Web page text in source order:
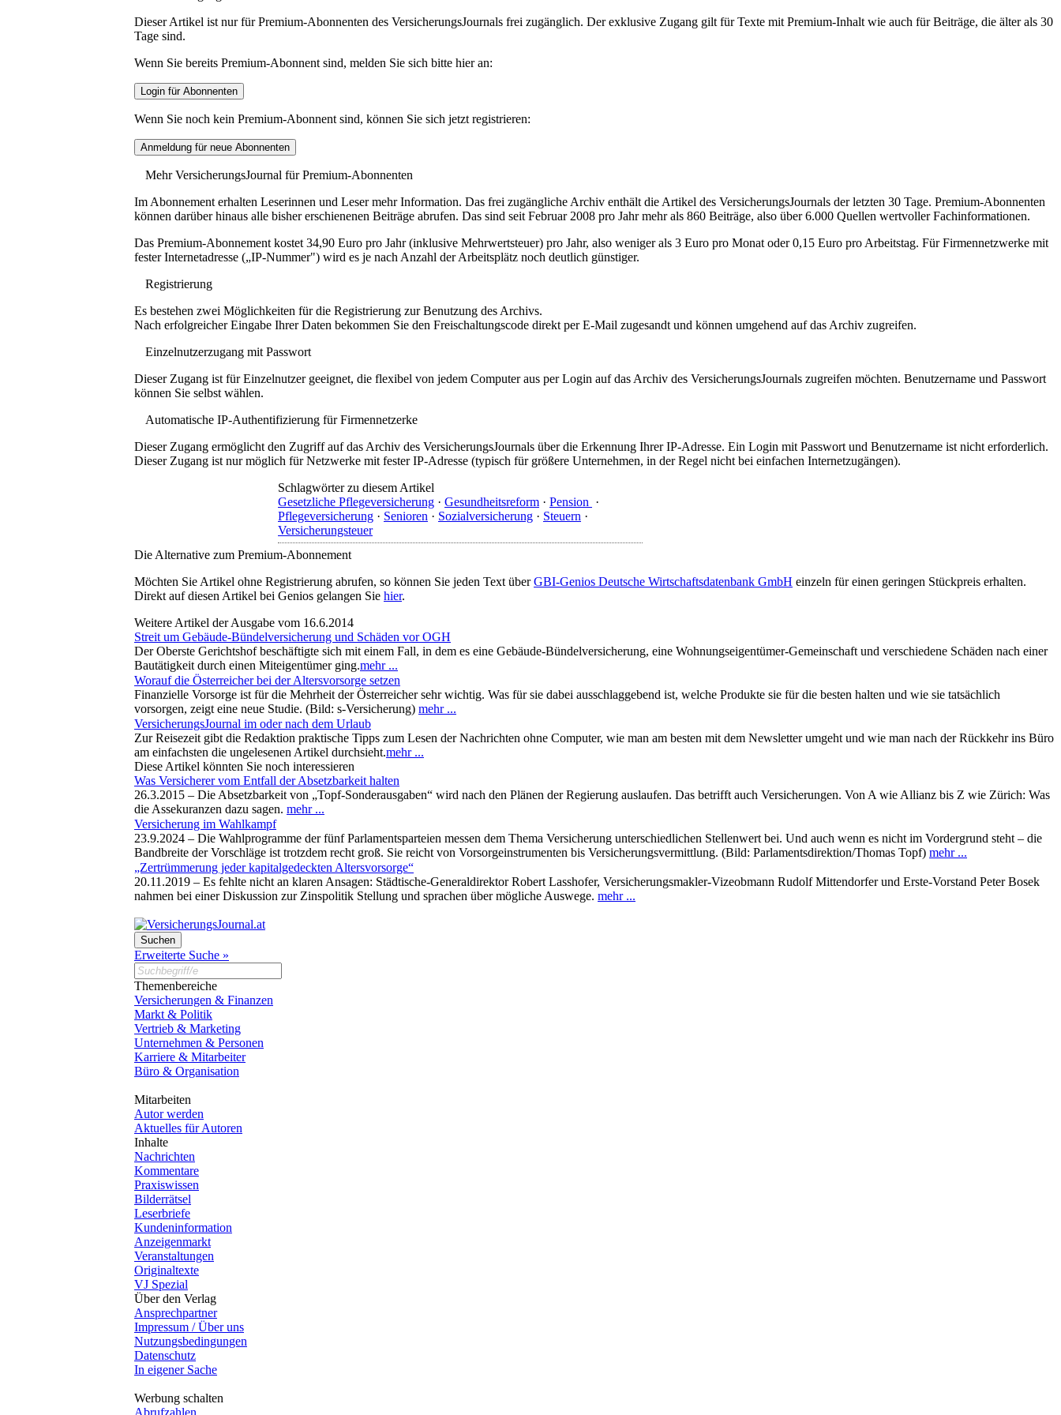
Dieser Artikel ist nur für Premium-Abonnenten des VersicherungsJournals frei zugänglich. Der exklusive Zugang gilt für Texte mit Premium-Inhalt wie auch für Beiträge, die älter als 30
Tage sind.
Wenn Sie bereits Premium-Abonnent sind, melden Sie sich bitte hier an:
Wenn Sie noch kein Premium-Abonnent sind, können Sie sich jetzt registrieren:
Mehr VersicherungsJournal für Premium-Abonnenten
Im Abonnement erhalten Leserinnen und Leser mehr Information. Das frei zugängliche Archiv enthält die Artikel des VersicherungsJournals der letzten 30 Tage. Premium-Abonnenten
können darüber hinaus alle bisher erschienenen Beiträge abrufen. Das sind seit Februar 2008 pro Jahr mehr als 860 Beiträge, also über 6.000 Quellen wertvoller Fachinformationen.
Das Premium-Abonnement kostet 34,90 Euro pro Jahr (inklusive Mehrwertsteuer) pro Jahr, also weniger als 3 Euro pro Monat oder 0,15 Euro pro Arbeitstag. Für Firmennetzwerke mit
fester Internetadresse („IP-Nummer") wird es je nach Anzahl der Arbeitsplätz noch deutlich günstiger.
Registrierung
Es bestehen zwei Möglichkeiten für die Registrierung zur Benutzung des Archivs.
Nach erfolgreicher Eingabe Ihrer Daten bekommen Sie den Freischaltungscode direkt per E-Mail zugesandt und können umgehend auf das Archiv zugreifen.
Einzelnutzerzugang mit Passwort
Dieser Zugang ist für Einzelnutzer geeignet, die flexibel von jedem Computer aus per Login auf das Archiv des VersicherungsJournals zugreifen möchten. Benutzername und Passwort
können Sie selbst wählen.
Automatische IP-Authentifizierung für Firmennetzerke
Dieser Zugang ermöglicht den Zugriff auf das Archiv des VersicherungsJournals über die Erkennung Ihrer IP-Adresse. Ein Login mit Passwort und Benutzername ist nicht erforderlich.
Dieser Zugang ist nur möglich für Netzwerke mit fester IP-Adresse (typisch für größere Unternehmen, in der Regel nicht bei einfachen Internetzugängen).
Schlagwörter zu diesem Artikel
Gesetzliche Pflegeversicherung · Gesundheitsreform · Pension ·
Pflegeversicherung · Senioren · Sozialversicherung · Steuern ·
Versicherungsteuer
Die Alternative zum Premium-Abonnement
Möchten Sie Artikel ohne Registrierung abrufen, so können Sie jeden Text überGBI-Genios Deutsche Wirtschaftsdatenbank GmbH einzeln für einen geringen Stückpreis erhalten.
Direkt auf diesen Artikel bei Genios gelangen Sie hier.
Weitere Artikel der Ausgabe vom 16.6.2014
Streit um Gebäude-Bündelversicherung und Schäden vor OGH
Der Oberste Gerichtshof beschäftigte sich mit einem Fall, in dem es eine Gebäude-Bündelversicherung, eine Wohnungseigentümer-Gemeinschaft und verschiedene Schäden nach einer
Bautätigkeit durch einen Miteigentümer ging.mehr ...
Worauf die Österreicher bei der Altersvorsorge setzen
Finanzielle Vorsorge ist für die Mehrheit der Österreicher sehr wichtig. Was für sie dabei ausschlaggebend ist, welche Produkte sie für die besten halten und wie sie tatsächlich
vorsorgen, zeigt eine neue Studie. (Bild: s-Versicherung) mehr ...
VersicherungsJournal im oder nach dem Urlaub
Zur Reisezeit gibt die Redaktion praktische Tipps zum Lesen der Nachrichten ohne Computer, wie man am besten mit dem Newsletter umgeht und wie man nach der Rückkehr ins Büro
am einfachsten die ungelesenen Artikel durchsieht.mehr ...
Diese Artikel könnten Sie noch interessieren
Was Versicherer vom Entfall der Absetzbarkeit halten
26.3.2015 – Die Absetzbarkeit von „Topf-Sonderausgaben“ wird nach den Plänen der Regierung auslaufen. Das betrifft auch Versicherungen. Von A wie Allianz bis Z wie Zürich: Was
die Assekuranzen dazu sagen. mehr ...
Versicherung im Wahlkampf
23.9.2024 – Die Wahlprogramme der fünf Parlamentsparteien messen dem Thema Versicherung unterschiedlichen Stellenwert bei. Und auch wenn es nicht im Vordergrund steht – die
Bandbreite der Vorschläge ist trotzdem recht groß. Sie reicht von Vorsorgeinstrumenten bis Versicherungsvermittlung. (Bild: Parlamentsdirektion/Thomas Topf) mehr ...
„Zertrümmerung jeder kapitalgedeckten Altersvorsorge“
20.11.2019 – Es fehlte nicht an klaren Ansagen: Städtische-Generaldirektor Robert Lasshofer, Versicherungsmakler-Vizeobmann Rudolf Mittendorfer und Erste-Vorstand Peter Bosek
nahmen bei einer Diskussion zur Zinspolitik Stellung und sprachen über mögliche Auswege. mehr ...
Erweiterte Suche »
Themenbereiche
Versicherungen & Finanzen
Markt & Politik
Vertrieb & Marketing
Unternehmen & Personen
Karriere & Mitarbeiter
Büro & Organisation
Mitarbeiten
Autor werden
Aktuelles für Autoren
Inhalte
Nachrichten
Kommentare
Praxiswissen
Bilderrätsel
Leserbriefe
Kundeninformation
Anzeigenmarkt
Veranstaltungen
Originaltexte
VJ Spezial
Über den Verlag
Ansprechpartner
Impressum / Über uns
Nutzungsbedingungen
Datenschutz
In eigener Sache
Werbung schalten
Abrufzahlen